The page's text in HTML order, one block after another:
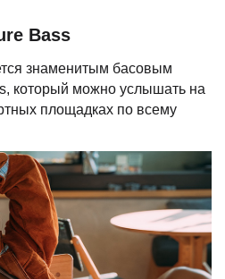
Bass
знаменитым басовым
который можно услышать на
площадках по всему